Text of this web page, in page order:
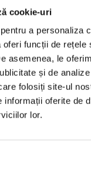
cookie-uri
a personaliza
oferi funcții de rețele
asemenea, le
și de
folosiți site-ul
informații oferite de
lor.
Lei
Mircea
Pret: